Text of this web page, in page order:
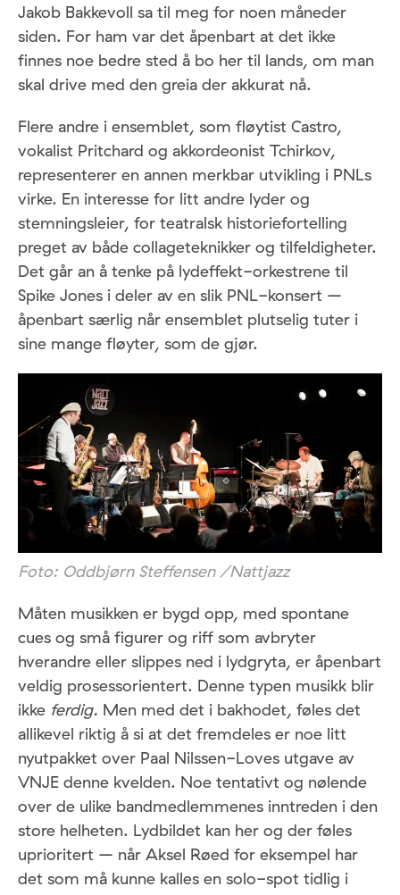
Jakob Bakkevoll sa til meg for noen måneder
siden. For ham var det åpenbart at det ikke
finnes noe bedre sted å bo her til lands, om man
skal drive med den greia der akkurat nå.
Flere andre i ensemblet, som fløytist Castro,
vokalist Pritchard og akkordeonist Tchirkov,
representerer en annen merkbar utvikling i PNLs
virke. En interesse for litt andre lyder og
stemningsleier, for teatralsk historiefortelling
preget av både collageteknikker og tilfeldigheter.
Det går an å tenke på lydeffekt-orkestrene til
Spike Jones i deler av en slik PNL-konsert –
åpenbart særlig når ensemblet plutselig tuter i
sine mange fløyter, som de gjør.
Foto: Oddbjørn Steffensen /Nattjazz
Måten musikken er bygd opp, med spontane
cues og små figurer og riff som avbryter
hverandre eller slippes ned i lydgryta, er åpenbart
veldig prosessorientert. Denne typen musikk blir
ikke ferdig. Men med det i bakhodet, føles det
allikevel riktig å si at det fremdeles er noe litt
nyutpakket over Paal Nilssen-Loves utgave av
VNJE denne kvelden. Noe tentativt og nølende
over de ulike bandmedlemmenes inntreden i den
store helheten. Lydbildet kan her og der føles
uprioritert – når Aksel Røed for eksempel har
det som må kunne kalles en solo-spot tidlig i